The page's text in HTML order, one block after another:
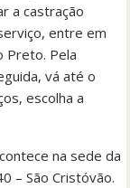
a castração
entre em
Preto. Pela
vá até o
escolha a
na sede da
– São Cristóvão.